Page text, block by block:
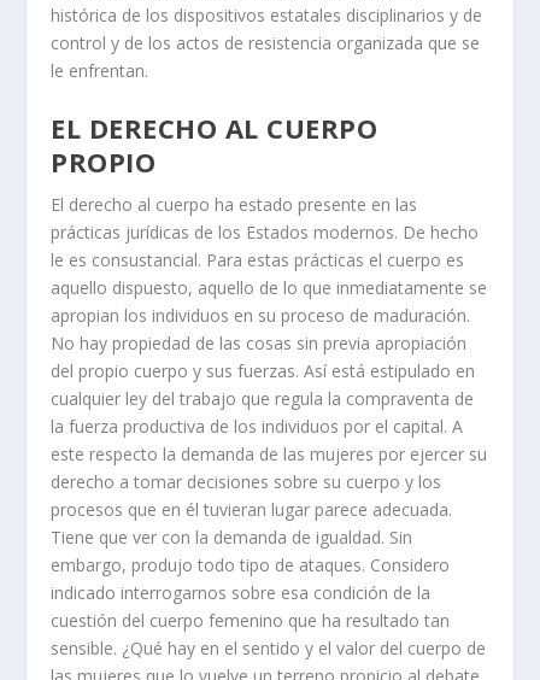
histórica de los dispositivos estatales disciplinarios y de
control y de los actos de resistencia organizada que se
le enfrentan.
EL DERECHO AL CUERPO
PROPIO
El derecho al cuerpo ha estado presente en las
prácticas jurídicas de los Estados modernos. De hecho
le es consustancial. Para estas prácticas el cuerpo es
aquello dispuesto, aquello de lo que inmediatamente se
apropian los individuos en su proceso de maduración.
No hay propiedad de las cosas sin previa apropiación
del propio cuerpo y sus fuerzas. Así está estipulado en
cualquier ley del trabajo que regula la compraventa de
la fuerza productiva de los individuos por el capital. A
este respecto la demanda de las mujeres por ejercer su
derecho a tomar decisiones sobre su cuerpo y los
procesos que en él tuvieran lugar parece adecuada.
Tiene que ver con la demanda de igualdad. Sin
embargo, produjo todo tipo de ataques. Considero
indicado interrogarnos sobre esa condición de la
cuestión del cuerpo femenino que ha resultado tan
sensible. ¿Qué hay en el sentido y el valor del cuerpo de